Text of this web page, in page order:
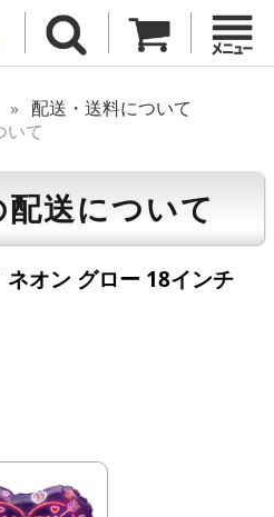
配送・送料について
いて
送について
オン グロー 18インチ